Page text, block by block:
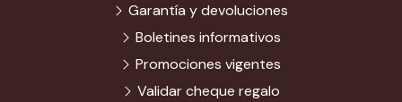
Garantía y devoluciones
Boletines informativos
Promociones vigentes
Validar cheque regalo